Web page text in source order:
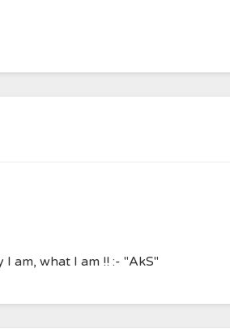
am, what I am !! :- "AkS"